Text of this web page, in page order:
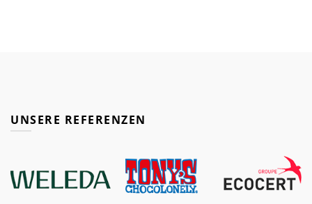
UNSERE REFERENZEN